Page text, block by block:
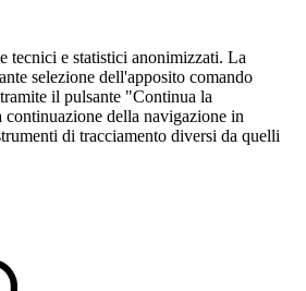
tecnici e statistici anonimizzati. La
selezione dell'apposito comando
il pulsante "Continua la
della navigazione in
di tracciamento diversi da quelli